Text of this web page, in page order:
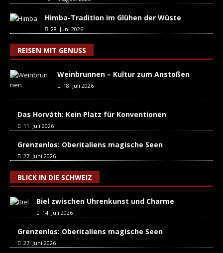
Himba-Tradition im Glühen der Wüste
28. Juni 2026
REISEN MIT GENUSS
Weinbrunnen – Kultur zum Anstoßen
18. Juli 2026
Das Horváth: Kein Platz für Konventionen
11. Juli 2026
Grenzenlos: Oberitaliens magische Seen
27. Juni 2026
BLICK IN DIE SCHWEIZ
Biel zwischen Uhrenkunst und Charme
14. Juli 2026
Grenzenlos: Oberitaliens magische Seen
27. Juni 2026